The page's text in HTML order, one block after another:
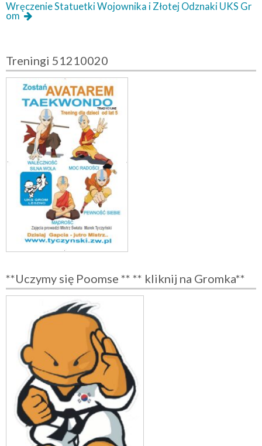
Wręczenie Statuetki Wojownika i Złotej Odznaki UKS Gr
om
Treningi 51210020
**Uczymy się Poomse ** ** kliknij na Gromka**